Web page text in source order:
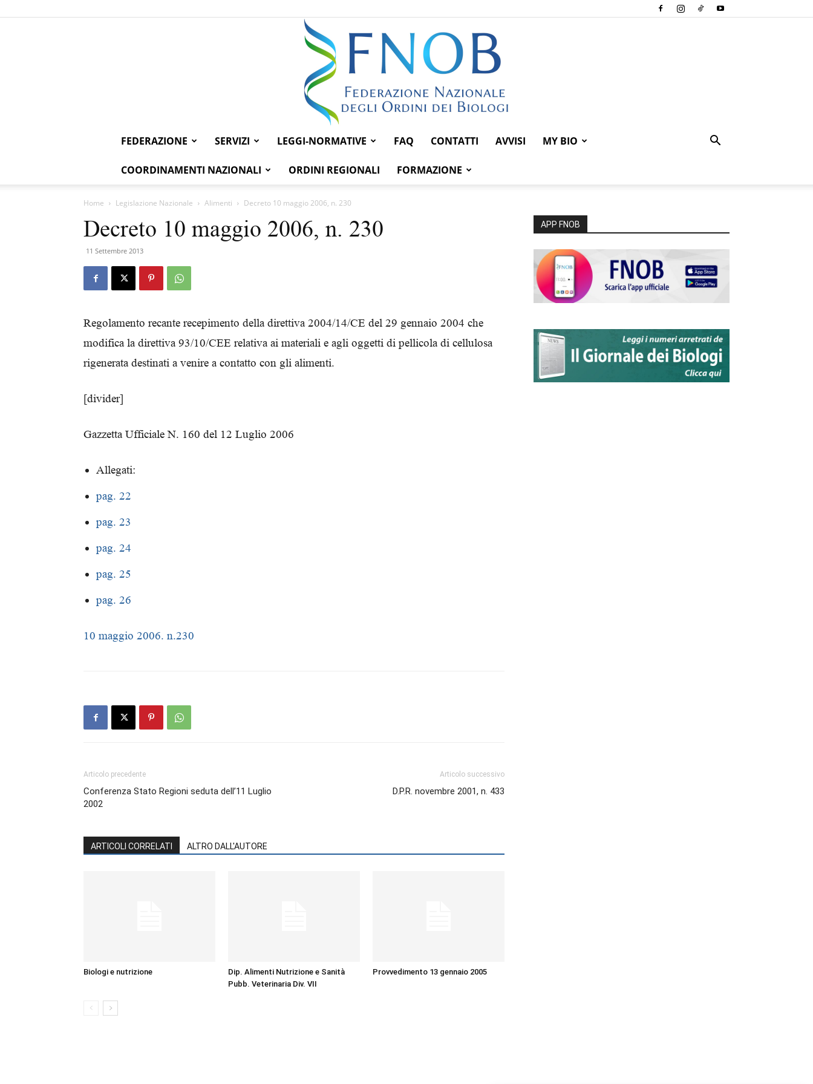
Federazione
degli
FEDERAZIONE SERVIZI LEGGI-NORMATIVE FAQ CONTATTI AVVISI MY BIO
COORDINAMENTI NAZIONALI ORDINI REGIONALI FORMAZIONE
Home Legislazione Nazionale Alimenti Decreto 10 maggio 2006, n. 230
Decreto 10 maggio 2006, n. 230
11 Settembre 2013
Regolamento recante recepimento della direttiva 2004/14/CE del 29 gennaio 2004 che
modifica la direttiva 93/10/CEE relativa ai materiali e agli oggetti di pellicola di cellulosa
rigenerata destinati a venire a contatto con gli alimenti.
[divider]
Gazzetta Ufficiale N. 160 del 12 Luglio 2006
Allegati:
pag. 22
pag. 23
pag. 24
pag. 25
pag. 26
10 maggio 2006. n.230
Articolo precedente
Conferenza Stato Regioni seduta dell’11 Luglio
2002
Articolo successivo
D.P.R. novembre 2001, n. 433
ARTICOLI CORRELATI ALTRO DALL'AUTORE
Biologi e nutrizione
Dip. Alimenti Nutrizione e Sanità
Pubb. Veterinaria Div. VII
Provvedimento 13 gennaio 2005
APP FNOB